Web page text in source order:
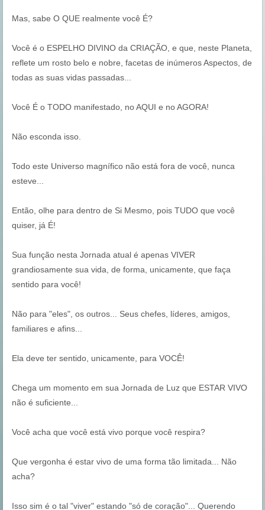
Mas, sabe O QUE realmente você É?
Você é o ESPELHO DIVINO da CRIAÇÃO, e que, neste Planeta,
reflete um rosto belo e nobre, facetas de inúmeros Aspectos, de
todas as suas vidas passadas...
Você É o TODO manifestado, no AQUI e no AGORA!
Não esconda isso.
Todo este Universo magnífico não está fora de você, nunca
esteve...
Então, olhe para dentro de Si Mesmo, pois TUDO que você
quiser, já É!
Sua função nesta Jornada atual é apenas VIVER
grandiosamente sua vida, de forma, unicamente, que faça
sentido para você!
Não para "eles", os outros... Seus chefes, líderes, amigos,
familiares e afins...
Ela deve ter sentido, unicamente, para VOCÊ!
Chega um momento em sua Jornada de Luz que ESTAR VIVO
não é suficiente...
Você acha que você está vivo porque você respira?
Que vergonha é estar vivo de uma forma tão limitada... Não
acha?
Isso sim é o tal "viver" estando "só de coração"... Querendo